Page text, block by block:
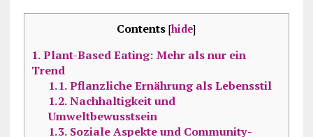
Contents [hide]
1.Plant-Based Eating: Mehr als nur ein
Trend
1.1.Pflanzliche Ernährung als Lebensstil
1.2.Nachhaltigkeit und
Umweltbewusstsein
1.3.Soziale Aspekte und Community-